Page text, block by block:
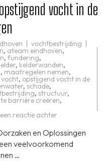
vocht in de
vochtbestrijding
, ateam eindhoven,
, fundering,
, kelderwanden,
, maatregelen nemen,
, opstijgend vocht in de
, schade,
, structuur,
barrière creëren,
reactie achter
bestrijden
van
opstijgend
vocht
en Oplossingen
veelvoorkomend
…